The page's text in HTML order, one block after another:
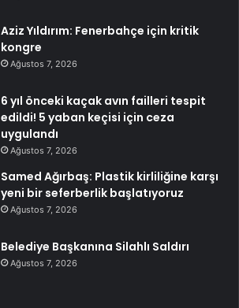
Aziz Yıldırım: Fenerbahçe için kritik
kongre
Ağustos 7, 2026
6 yıl önceki kaçak avın failleri tespit
edildi! 5 yaban keçisi için ceza
uygulandı
Ağustos 7, 2026
Samed Ağırbaş: Plastik kirliliğine karşı
yeni bir seferberlik başlatıyoruz
Ağustos 7, 2026
Belediye Başkanına Silahlı Saldırı
Ağustos 7, 2026